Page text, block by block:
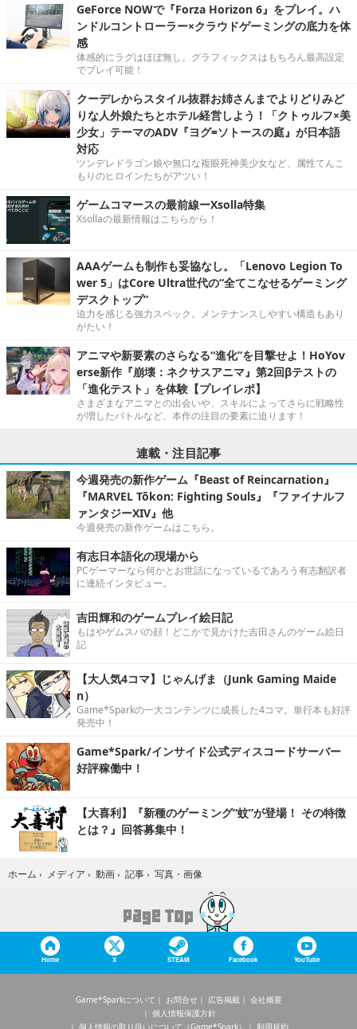
GeForce NOWで『Forza Horizon 6』をプレイ。ハ
ンドルコントローラー×クラウドゲーミングの底力を体
感
体感的にラグはほぼ無し。グラフィックスはもちろん最高設定
でプレイ可能！
クーデレからスタイル抜群お姉さんまでよりどりみど
りな人外娘たちとホテル経営しよう！「クトゥルフ×美
少女」テーマのADV『ヨグ=ソトースの庭』が日本語
対応
ツンデレドラゴン娘や無口な複眼死神美少女など、属性てんこ
もりのヒロインたちがアツい！
ゲームコマースの最前線ーXsolla特集
Xsollaの最新情報はこちらから！
AAAゲームも制作も妥協なし。「Lenovo Legion To
wer 5」はCore Ultra世代の“全てこなせるゲーミング
デスクトップ”
迫力を感じる強力スペック。メンテナンスしやすい構造もあり
がたい！
アニマや新要素のさらなる“進化”を目撃せよ！HoYov
erse新作『崩壊：ネクサスアニマ』第2回βテストの
「進化テスト」を体験【プレイレポ】
さまざまなアニマとの出会いや、スキルによってさらに戦略性
が増したバトルなど、本作の注目の要素に迫ります！
連載・注目記事
今週発売の新作ゲーム『Beast of Reincarnation』
『MARVEL Tōkon: Fighting Souls』『ファイナルフ
ァンタジーXIV』他
今週発売の新作ゲームはこちら。
有志日本語化の現場から
PCゲーマーなら何かとお世話になっているであろう有志翻訳者
に連続インタビュー。
吉田輝和のゲームプレイ絵日記
もはやゲムスパの顔！どこかで見かけた吉田さんのゲーム絵日
記
【大人気4コマ】じゃんげま（Junk Gaming Maide
n）
Game*Sparkの一大コンテンツに成長した4コマ。単行本も好評
発売中！
Game*Spark/インサイド公式ディスコードサーバー
好評稼働中！
【大喜利】『新種のゲーミング“蚊”が登場！ その特徴
とは？』回答募集中！
ホーム › メディア › 動画 › 記事 › 写真・画像
Home X STEAM Facebook YouTube
Game*Sparkについて お問合せ 広告掲載
会社概要
個人情報保護方針
個人情報の取り扱いについて（Game*Spark）
利用規約